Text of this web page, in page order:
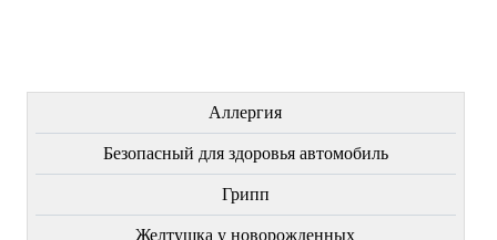
Аллергия
Безопасный для здоровья автомобиль
Грипп
Желтушка у новорожденных